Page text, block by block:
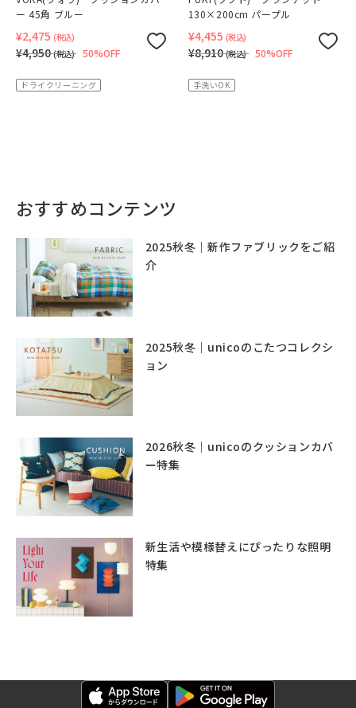
ー 45角 ブルー
¥2,475 (税込)
¥4,950(税込) 50%OFF
ドライクリーニング
130×200cm パープル
¥4,455 (税込)
¥8,910(税込) 50%OFF
手洗いOK
おすすめコンテンツ
2025秋冬｜新作ファブリックをご紹
介
2025秋冬｜unicoのこたつコレクシ
ョン
2026秋冬｜unicoのクッションカバ
ー特集
新生活や模様替えにぴったりな照明
特集